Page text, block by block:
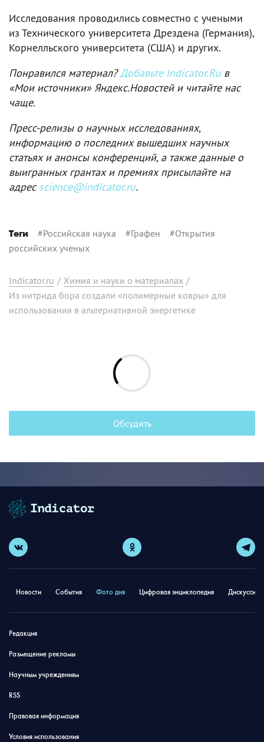
Исследования проводились совместно с учеными
из Технического университета Дрездена (Германия),
Корнелльского университета (США) и других.
Понравился материал?Добавьте Indicator.Ruв
«Мои источники» Яндекс.Новостей и читайте нас
чаще.
Пресс-релизы о научных исследованиях,
информацию о последних вышедших научных
статьях и анонсы конференций, а также данные о
выигранных грантах и премиях присылайте на
адресscience@indicator.ru.
Теги #Российская наука #Графен #Открытия
российских ученых
Indicator.ru / Химия и науки о материалах /
Из нитрида бора создали «полимерные ковры» для
использования в альтернативной энергетике
Обсудить
Новости События Фото дня Цифровая энциклопедия
Редакция
Размещение рекламы
Научным учреждениям
RSS
Правовая информация
Условия использования